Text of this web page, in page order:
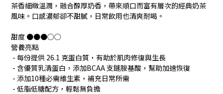
茶香細緻溫潤，融合醇厚奶香，帶來順口而富有層次的經典奶茶
風味。口感濃郁卻不甜膩，日常飲用也清爽耐喝。
甜度 ●●●○○
營養亮點
- 每份提供 26.1 克蛋白質，有助於肌肉修復與生長
- 含優質乳清蛋白，添加BCAA 支鏈胺基酸，幫助加速恢復
- 添加10種必需維生素，補充日常所需
- 低脂低糖配方，輕鬆無負擔